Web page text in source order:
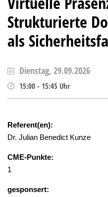
Strukturierte
als
Dienstag, 29.09.2026
15:00 - 15:45 Uhr
Referent(en):
Dr. Julian Benedict Kunze
CME-Punkte:
1
gesponsert: